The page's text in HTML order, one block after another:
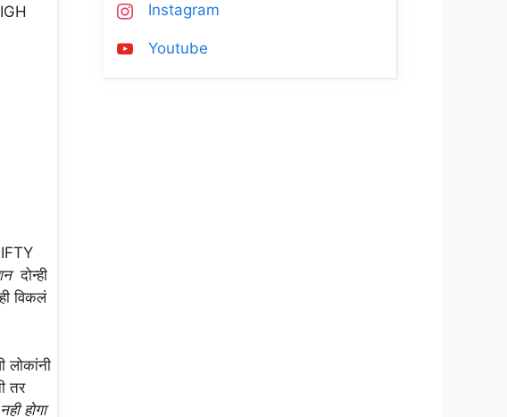
दोन्ही
विकलं
लोकांनी
तर
होगा
Instagram
Youtube